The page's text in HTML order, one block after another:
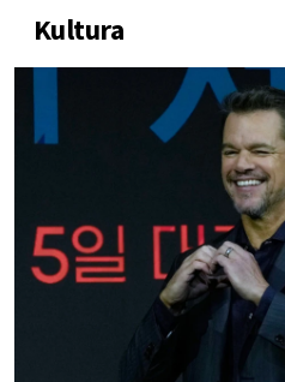
Kultura